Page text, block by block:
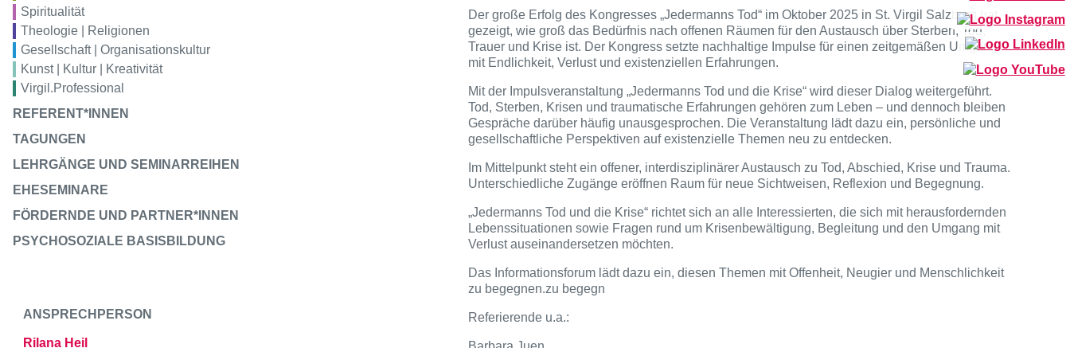
Spiritualität
Theologie | Religionen
Gesellschaft | Organisationskultur
Kunst | Kultur | Kreativität
Virgil.Professional
REFERENT*INNEN
TAGUNGEN
LEHRGÄNGE UND SEMINARREIHEN
EHESEMINARE
FÖRDERNDE UND PARTNER*INNEN
PSYCHOSOZIALE BASISBILDUNG
Der große Erfolg des Kongresses „Jedermanns Tod“ im Oktober 2025 in St. Virgil Salzburg hat
gezeigt, wie groß das Bedürfnis nach offenen Räumen für den Austausch über Sterben, Tod,
Trauer und Krise ist. Der Kongress setzte nachhaltige Impulse für einen zeitgemäßen Umgang
mit Endlichkeit, Verlust und existenziellen Erfahrungen.
Mit der Impulsveranstaltung „Jedermanns Tod und die Krise“ wird dieser Dialog weitergeführt.
Tod, Sterben, Krisen und traumatische Erfahrungen gehören zum Leben – und dennoch bleiben
Gespräche darüber häufig unausgesprochen. Die Veranstaltung lädt dazu ein, persönliche und
gesellschaftliche Perspektiven auf existenzielle Themen neu zu entdecken.
Im Mittelpunkt steht ein offener, interdisziplinärer Austausch zu Tod, Abschied, Krise und Trauma.
Unterschiedliche Zugänge eröffnen Raum für neue Sichtweisen, Reflexion und Begegnung.
„Jedermanns Tod und die Krise“ richtet sich an alle Interessierten, die sich mit herausfordernden
Lebenssituationen sowie Fragen rund um Krisenbewältigung, Begleitung und den Umgang mit
Verlust auseinandersetzen möchten.
Das Informationsforum lädt dazu ein, diesen Themen mit Offenheit, Neugier und Menschlichkeit
zu begegnen.zu begegn
Referierende u.a.:
ANSPRECHPERSON
Rilana Heil